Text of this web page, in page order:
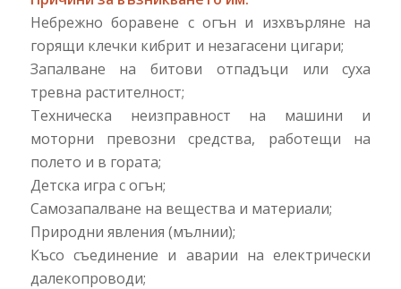
Небрежно боравене с огън и изхвърляне на
горящи клечки кибрит и незагасени цигари;
Запалване на битови отпадъци или суха
тревна растителност;
Техническа неизправност на машини и
моторни превозни средства, работещи на
полето и в гората;
Детска игра с огън;
Самозапалване на вещества и материали;
Природни явления (мълнии);
Късо съединение и аварии на електрически
далекопроводи;